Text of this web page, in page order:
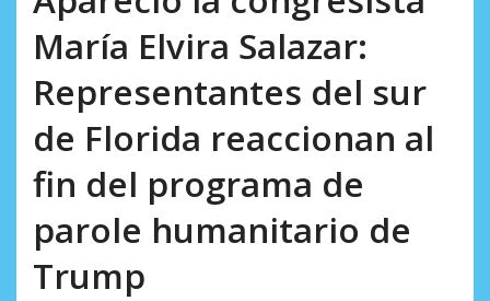
María Elvira Salazar:
Representantes del sur
de Florida reaccionan al
fin del programa de
parole humanitario de
Trump